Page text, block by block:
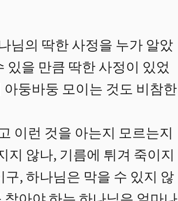
님의 딱한 사정을 누가 알았
있을 만큼 딱한 사정이 있었
둥바둥 모이는 것도 비참한
이런 것을 아는지 모르는지
지 않나, 기름에 튀겨 죽이지
, 하나님은 막을 수 있지 않